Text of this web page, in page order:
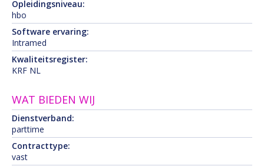
Opleidingsniveau:
hbo
Software ervaring:
Intramed
Kwaliteitsregister:
KRF NL
WAT BIEDEN WIJ
Dienstverband:
parttime
Contracttype:
vast